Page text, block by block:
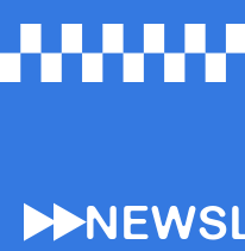
55